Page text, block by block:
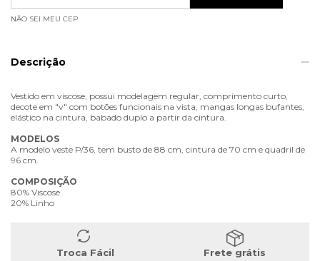
NÃO SEI MEU CEP
Descrição
Vestido em viscose, possui modelagem regular, comprimento curto,
decote em "v" com botões funcionais na vista, mangas longas bufantes,
elástico na cintura, babado duplo a partir da cintura.
MODELOS
A modelo veste P/36, tem busto de 88 cm, cintura de 70 cm e quadril de
96 cm.
COMPOSIÇÃO
80% Viscose
20% Linho
Troca Fácil
Frete grátis